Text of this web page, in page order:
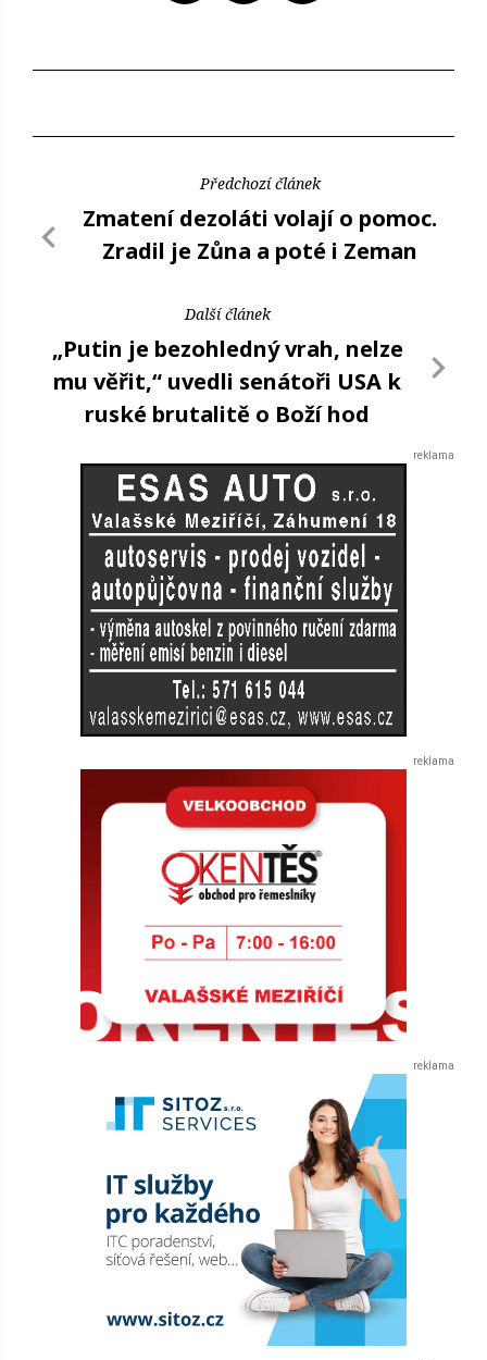
Předchozí článek
Zmatení dezoláti volají o pomoc.
Zradil je Zůna a poté i Zeman
Další článek
„Putin je bezohledný vrah, nelze
mu věřit,“ uvedli senátoři USA k
ruské brutalitě o Boží hod